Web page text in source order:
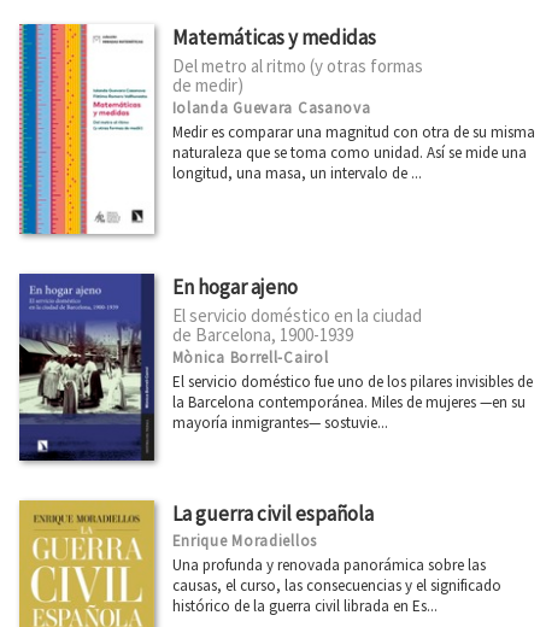
Matemáticas y medidas
Del metro al ritmo (y otras formas
de medir)
Iolanda Guevara Casanova
Medir es comparar una magnitud con otra de su misma
naturaleza que se toma como unidad. Así se mide una
longitud, una masa, un intervalo de ...
En hogar ajeno
El servicio doméstico en la ciudad
de Barcelona, 1900-1939
Mònica Borrell-Cairol
El servicio doméstico fue uno de los pilares invisibles de
la Barcelona contemporánea. Miles de mujeres —en su
mayoría inmigrantes— sostuvie...
La guerra civil española
Enrique Moradiellos
Una profunda y renovada panorámica sobre las
causas, el curso, las consecuencias y el significado
histórico de la guerra civil librada en Es...